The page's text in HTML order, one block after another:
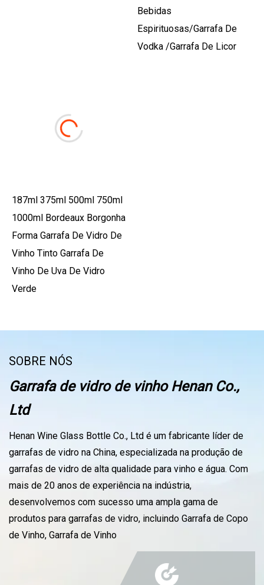
Bebidas
Espirituosas/garrafa De
Vodka /garrafa De Licor
187ml 375ml 500ml 750ml
1000ml Bordeaux Borgonha
Forma Garrafa De Vidro De
Vinho Tinto Garrafa De
Vinho De Uva De Vidro
Verde
SOBRE NÓS
Garrafa de vidro de vinho Henan Co.,
Ltd
Henan Wine Glass Bottle Co., Ltd é um fabricante líder de
garrafas de vidro na China, especializada na produção de
garrafas de vidro de alta qualidade para vinho e água. Com
mais de 20 anos de experiência na indústria,
desenvolvemos com sucesso uma ampla gama de
produtos para garrafas de vidro, incluindo Garrafa de Copo
de Vinho, Garrafa de Vinho